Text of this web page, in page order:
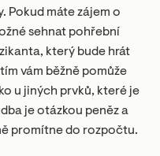
Pokud máte zájem o
sehnat pohřební
který bude hrát
vám běžně pomůže
u jiných prvků, které je
je otázkou peněz a
promítne do rozpočtu.